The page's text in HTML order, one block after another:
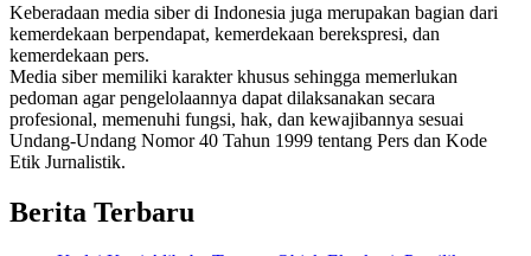
Keberadaan media siber di Indonesia juga merupakan bagian dari
kemerdekaan berpendapat, kemerdekaan berekspresi, dan
kemerdekaan pers.
Media siber memiliki karakter khusus sehingga memerlukan
pedoman agar pengelolaannya dapat dilaksanakan secara
profesional, memenuhi fungsi, hak, dan kewajibannya sesuai
Undang-Undang Nomor 40 Tahun 1999 tentang Pers dan Kode
Etik Jurnalistik.
Berita Terbaru